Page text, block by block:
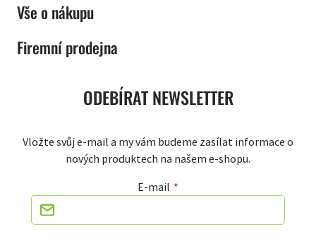
Vše o nákupu
Firemní prodejna
ODEBÍRAT NEWSLETTER
Vložte svůj e-mail a my vám budeme zasílat informace o
nových produktech na našem e-shopu.
E-mail